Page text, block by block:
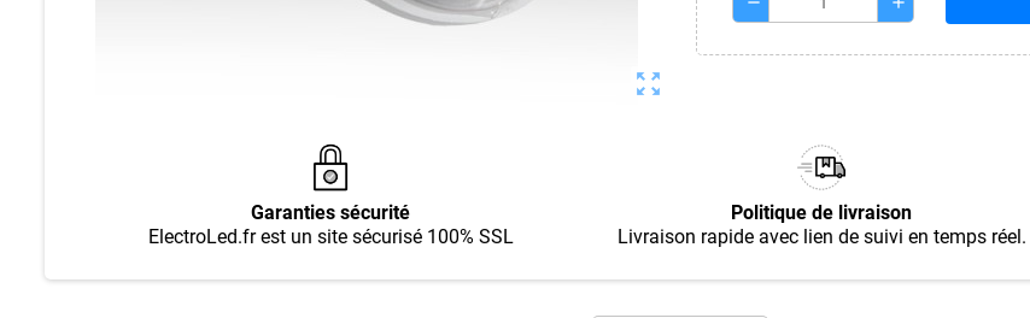
zoom_out_map
Garanties sécurité
ElectroLed.fr est un site sécurisé 100% SSL
Politique de livraison
Livraison rapide avec lien de suivi en temps réel.